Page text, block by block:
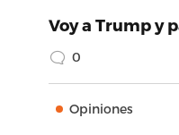
Voy a Trump y
0
Opiniones